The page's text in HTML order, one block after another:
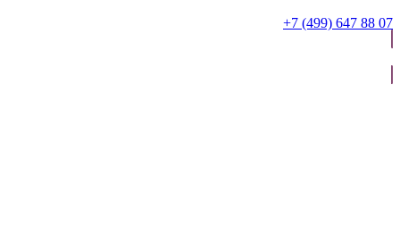
+7 (499) 647 88 07